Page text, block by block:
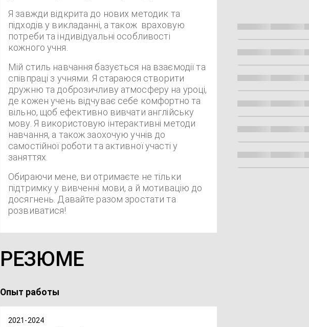
Я завжди відкрита до нових методик та
підходів у викладанні, а також враховую
потреби та індивідуальні особливості
кожного учня.
Мій стиль навчання базується на взаємодії та
співпраці з учнями. Я стараюся створити
дружню та доброзичливу атмосферу на уроці,
де кожен учень відчуває себе комфортно та
вільно, щоб ефективно вивчати англійську
мову. Я використовую інтерактивні методи
навчання, а також заохочую учнів до
самостійної роботи та активної участі у
заняттях.
Обираючи мене, ви отримаєте не тільки
підтримку у вивченні мови, а й мотивацію до
досягнень. Давайте разом зростати та
розвиватися!
РЕЗЮМЕ
Опыт работы
2021-2024